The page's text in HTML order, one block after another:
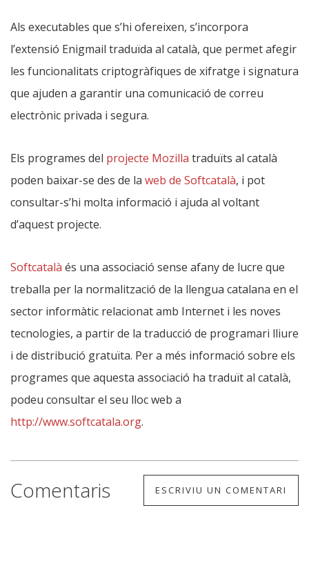
Als executables que s’hi ofereixen, s’incorpora
l’extensió Enigmail traduïda al català, que permet afegir
les funcionalitats criptogràfiques de xifratge i signatura
que ajuden a garantir una comunicació de correu
electrònic privada i segura.
Els programes del projecte Mozilla traduïts al català
poden baixar-se des de la web de Softcatalà, i pot
consultar-s’hi molta informació i ajuda al voltant
d’aquest projecte.
Softcatalà és una associació sense afany de lucre que
treballa per la normalització de la llengua catalana en el
sector informàtic relacionat amb Internet i les noves
tecnologies, a partir de la traducció de programari lliure
i de distribució gratuïta. Per a més informació sobre els
programes que aquesta associació ha traduït al català,
podeu consultar el seu lloc web a
http://www.softcatala.org.
Comentaris ESCRIVIU UN COMENTARI